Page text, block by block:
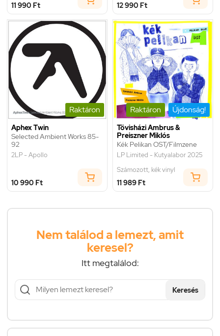
11 990 Ft 12 990 Ft
Raktáron
Aphex Twin
Selected Ambient Works 85-
92
2LP - Apollo
10 990 Ft
Raktáron Újdonság!
Tövisházi Ambrus &
Preiszner Miklós
Kék Pelikan OST/Filmzene
LP Limited - Kutyalabor 2025
Számozott, kék vinyl
11 989 Ft
Nem találod a lemezt, amit
keresel?
Itt megtalálod:
Keresés